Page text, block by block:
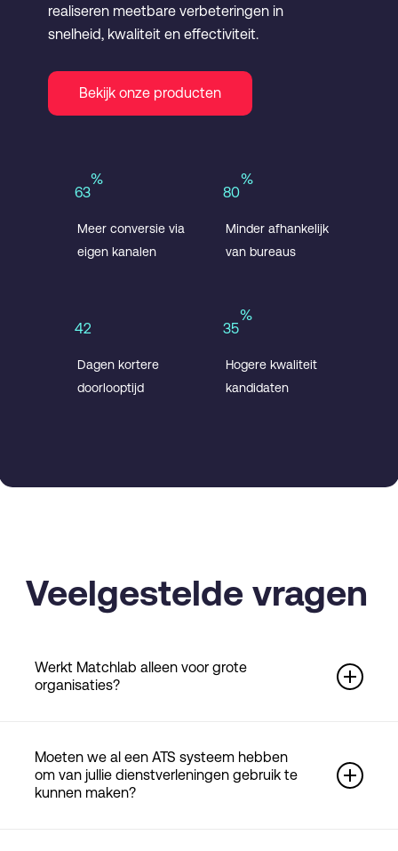
realiseren meetbare verbeteringen in
snelheid, kwaliteit en effectiviteit.
Bekijk onze producten
63
%
Meer conversie via
eigen kanalen
80
%
Minder afhankelijk
van bureaus
42
Dagen kortere
doorlooptijd
35
%
Hogere kwaliteit
kandidaten
Veelgestelde vragen
Werkt Matchlab alleen voor grote
organisaties?
organisaties. Onze aanpak is schaalbaar en flexibel
– of je nu 10 of 10.000 medewerkers hebt.
Moeten we al een ATS systeem hebben
om van jullie dienstverleningen gebruik te
kunnen maken?